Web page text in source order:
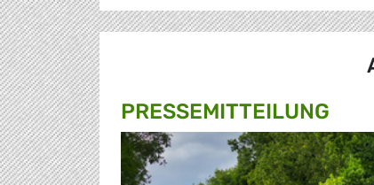
PRESSE­MITTEILUNG